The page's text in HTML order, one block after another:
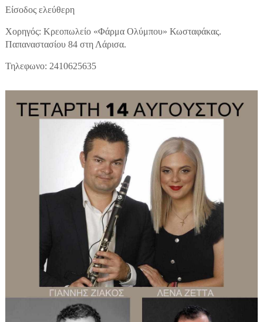
Είσοδος ελεύθερη
Χορηγός: Κρεοπωλείο «Φάρμα Ολύμπου» Κωσταφάκας.
Παπαναστασίου 84 στη Λάρισα.
Τηλεφωνο: 2410625635